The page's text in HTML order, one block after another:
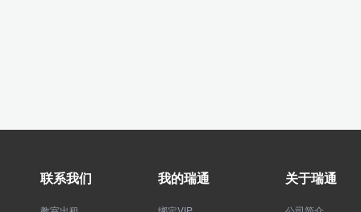
联系我们 我的瑞通 关于瑞通